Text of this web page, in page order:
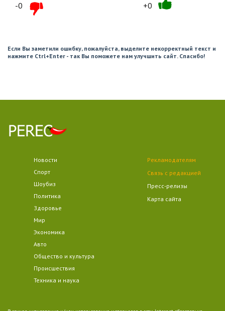
-0 +0
Если Вы заметили ошибку, пожалуйста, выделите некорректный текст и
нажмите Ctrl+Enter - так Вы поможете нам улучшить сайт. Спасибо!
Новости
Спорт
Шоубиз
Политика
Здоровье
Мир
Экономика
Авто
Общество и культура
Происшествия
Техника и наука
Рекламодателям
Связь с редакцией
Пресс-релизы
Карта сайта